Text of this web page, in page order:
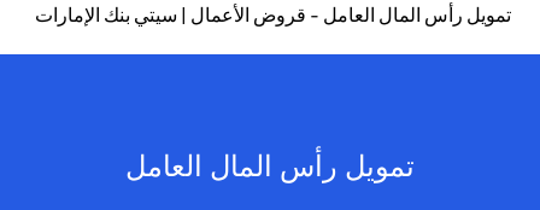
تمويل رأس المال العامل - قروض الأعمال | سيتي بنك الإمارات
تمويل رأس المال العامل